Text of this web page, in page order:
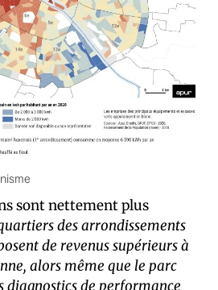
sont nettement plus
des arrondissements
de revenus supérieurs à
alors même que le parc
diagnostics de performance